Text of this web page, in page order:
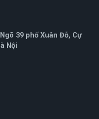
39 phố Xuân Đỗ, Cự
Nội